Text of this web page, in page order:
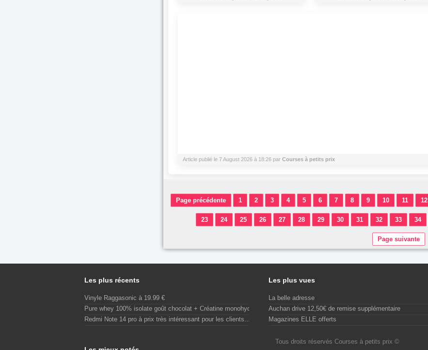
Article publié le 7 August 2026 à 18:26 par Courses à petits prix
Page précédente 1 2 3 4 5 6 7 8 9 10 11 12
23 24 25 26 27 28 29 30 31 32 33 34
Page suivante
Les plus récents
Vinyle Raggasonic à 19.99 €
Pure whey 100% isolate goût chocolat + Créatine monohydrate...
Redmi Note 14 pro à prix très intéressant pour les clients...
Les plus vues
La belle adresse
Auchan drive 12,50€ de remise supplémentaire
Magazines ELLE offerts
Tous droits réservés Courses à petits prix ©